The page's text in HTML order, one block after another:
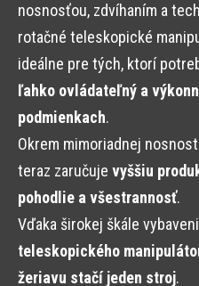
nosnosťou, zdvíhaním a
rotačné teleskopické
ideálne pre tých, ktorí
ľahko ovládateľný a
podmienkach.
Okrem mimoriadnej
teraz zaručuje vyššiu
pohodlie a všestrannosť.
Vďaka širokej škále
teleskopického
žeriavu stačí jeden stroj.